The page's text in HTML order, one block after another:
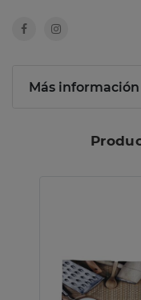
Más información